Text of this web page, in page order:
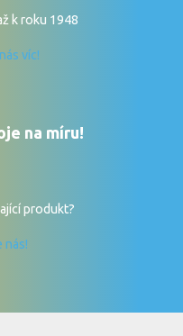
k roku 1948
víc!
na míru!
produkt?
nás!